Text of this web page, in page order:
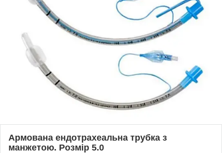
Армована ендотрахеальна трубка з
манжетою. Розмір 5.0